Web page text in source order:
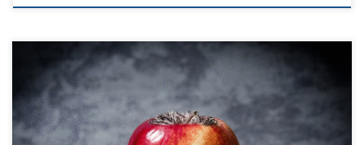
Voir les concours publiés sur les autres Sites https://12.cbdsb.fr/ –
https://81.cbdsb.fr/ – https://82.cbdsb.fr/ – https://31.cbdsb.fr/